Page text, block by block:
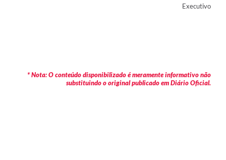
Executivo
* Nota: O conteúdo disponibilizado é meramente informativo não
substituindo o original publicado em Diário Oficial.